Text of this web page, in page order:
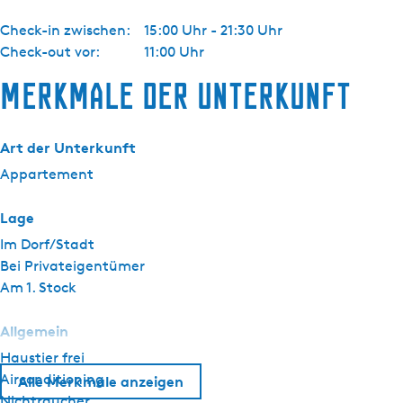
Check-in zwischen:
15:00 Uhr - 21:30 Uhr
Check-out vor:
11:00 Uhr
Merkmale der Unterkunft
Art der Unterkunft
Appartement
Lage
Im Dorf/Stadt
Bei Privateigentümer
Am 1. Stock
Allgemein
Haustier frei
Airconditioning
Alle Merkmale anzeigen